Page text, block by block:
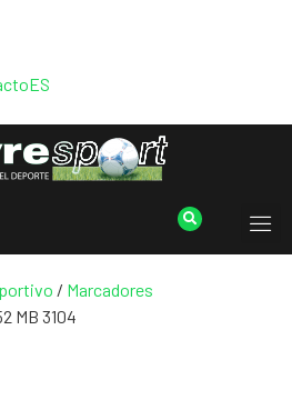
ES
/ Marcadores
MB 3104